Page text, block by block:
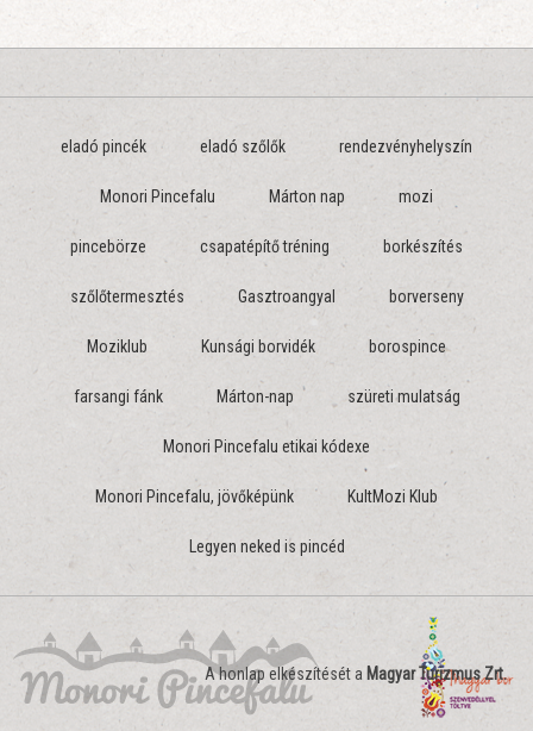
eladó pincék eladó szőlők rendezvényhelyszín
Monori Pincefalu Márton nap mozi
pincebörze csapatépítő tréning borkészítés
szőlőtermesztés Gasztroangyal borverseny
Moziklub Kunsági borvidék borospince
farsangi fánk Márton-nap szüreti mulatság
Monori Pincefalu etikai kódexe
Monori Pincefalu, jövőképünk KultMozi Klub
Legyen neked is pincéd
A honlap elkészítését a Magyar Turizmus Zrt.